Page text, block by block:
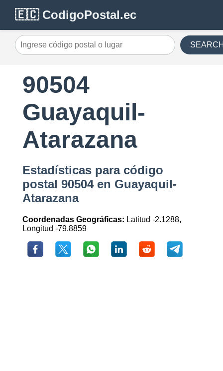
🇪🇨 CodigoPostal.ec
90504
Guayaquil-
Atarazana
Estadísticas para código
postal 90504 en Guayaquil-
Atarazana
Coordenadas Geográficas: Latitud -2.1288,
Longitud -79.8859